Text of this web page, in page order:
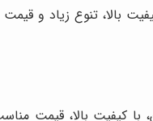
بالا، تنوع زیاد و
کیفیت بالا، قیمت